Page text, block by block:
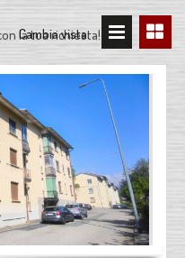
Cambia vista:
la tua richiesta!